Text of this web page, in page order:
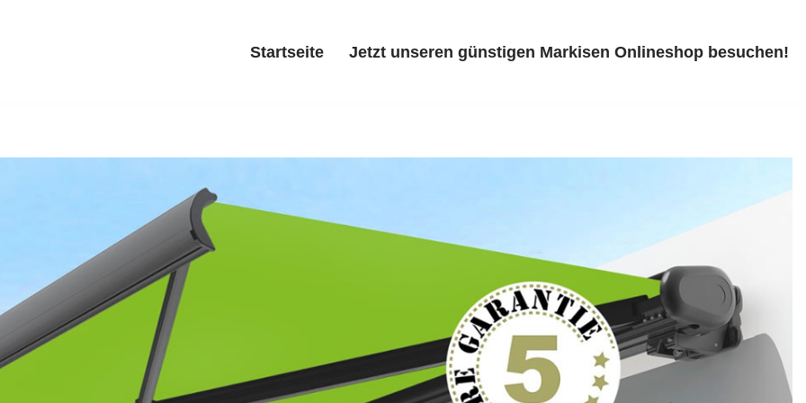
Startseite Jetzt unseren günstigen Markisen Onlineshop besuchen!